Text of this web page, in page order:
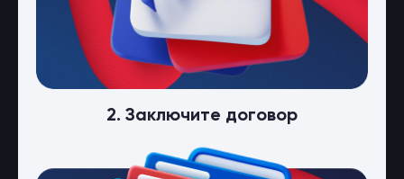
2. Заключите договор